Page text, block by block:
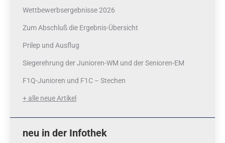
Wettbewerbsergebnisse 2026
Zum Abschluß die Ergebnis-Übersicht
Prilep und Ausflug
Siegerehrung der Junioren-WM und der Senioren-EM
F1Q-Junioren und F1C – Stechen
+ alle neue Artikel
neu in der Infothek